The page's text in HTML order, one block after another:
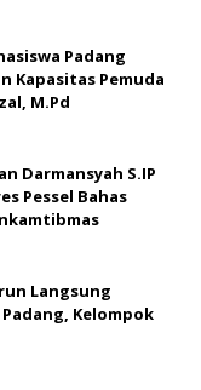
Padang
Kapasitas Pemuda
M.Pd
Darmansyah S.IP
Pessel Bahas
Langsung
Kelompok